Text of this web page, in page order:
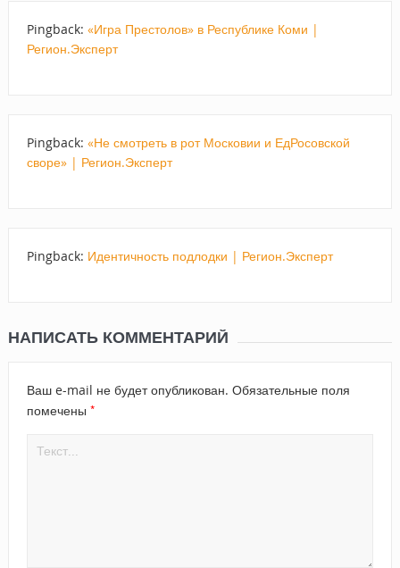
Pingback: «Игра Престолов» в Республике Коми |
Регион.Эксперт
Pingback: «Не смотреть в рот Московии и ЕдРосовской
своре» | Регион.Эксперт
Pingback: Идентичность подлодки | Регион.Эксперт
НАПИСАТЬ КОММЕНТАРИЙ
Ваш e-mail не будет опубликован. Обязательные поля
помечены *